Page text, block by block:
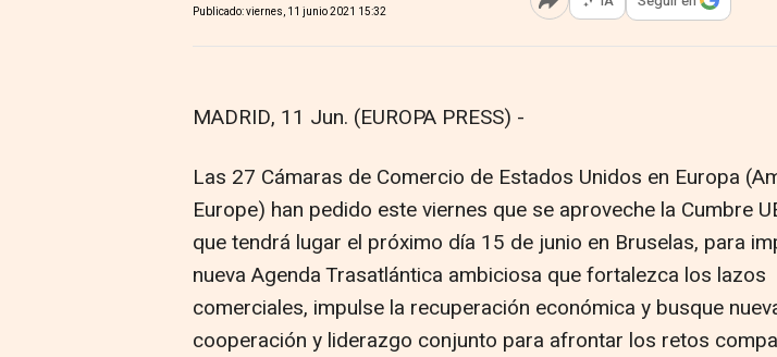
Publicado: viernes, 11 junio 2021 15:32 Abrir opciones para compartir
MADRID, 11 Jun. (EUROPA PRESS) -
Las 27 Cámaras de Comercio de Estados Unidos en Europa
Europe) han pedido este viernes que se aproveche la Cumbre
que tendrá lugar el próximo día 15 de junio en Bruselas, para
nueva Agenda Trasatlántica ambiciosa que fortalezca los lazos
comerciales, impulse la recuperación económica y busque
cooperación y liderazgo conjunto para afrontar los retos